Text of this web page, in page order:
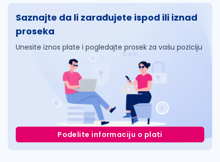
Saznajte da li zarađujete ispod ili iznad
proseka
Unesite iznos plate i pogledajte prosek za vašu poziciju
Podelite informaciju o plati